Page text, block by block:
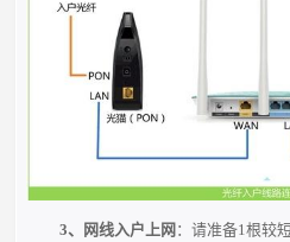
3、网线入户上网 ：请准备1根较